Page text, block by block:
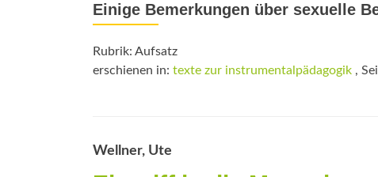
Einige Bemerkungen über sexuelle
Rubrik: Aufsatz
erschienen in: texte zur instrumentalpädagogik ,
Wellner, Ute